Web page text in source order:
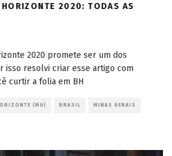
HORIZONTE 2020: TODAS AS
2020 promete ser um dos
isso resolvi criar esse artigo com
curtir a folia em BH
(MG) BRASIL MINAS GERAIS